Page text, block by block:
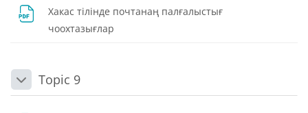
Хакас тілінде почтанаң палғалыстығ
чоохтазығлар
DaraltTopic 9